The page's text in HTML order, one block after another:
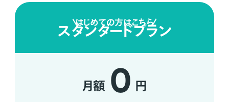
はじめての方はこちら
スタンダードプラン
月額 0 円